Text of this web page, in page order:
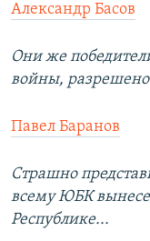
Александр Басов
Они же
войны,
Павел Баранов
Страшно
всему ЮБК
Республике...